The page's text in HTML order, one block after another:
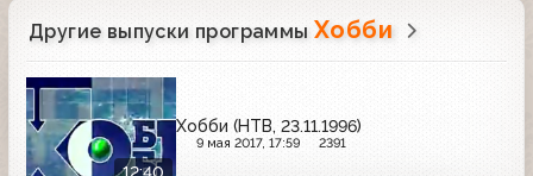
Другие выпуски программы Хобби
Хобби (НТВ, 23.11.1996)
9 мая 2017, 17:59 2391